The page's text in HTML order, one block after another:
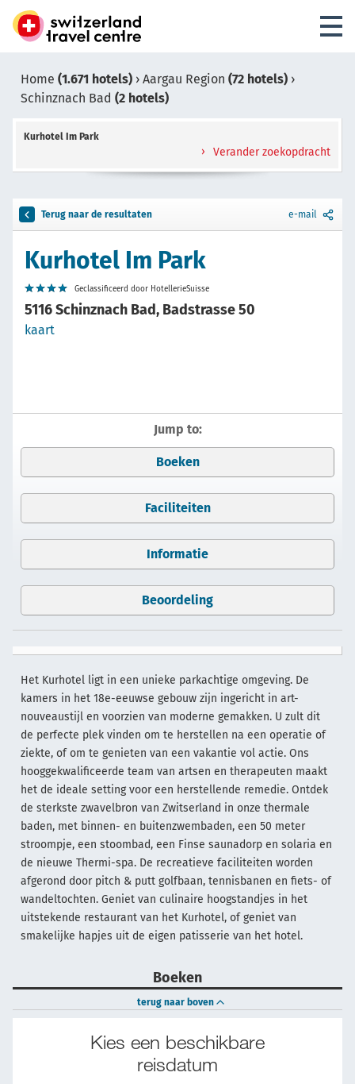
Home (1.671 hotels) › Aargau Region (72 hotels) ›
Schinznach Bad (2 hotels)
Kurhotel Im Park
Verander zoekopdracht
Terug naar de resultaten e-mail
Kurhotel Im Park
Geclassificeerd door HotellerieSuisse
5116 Schinznach Bad, Badstrasse 50
kaart
Jump to:
Boeken
Faciliteiten
Informatie
Beoordeling
Het Kurhotel ligt in een unieke parkachtige omgeving. De
kamers in het 18e-eeuwse gebouw zijn ingericht in art-
nouveaustijl en voorzien van moderne gemakken. U zult dit
de perfecte plek vinden om te herstellen na een operatie of
ziekte, of om te genieten van een vakantie vol actie. Ons
hooggekwalificeerde team van artsen en therapeuten maakt
het de ideale setting voor een herstellende remedie. Ontdek
de sterkste zwavelbron van Zwitserland in onze thermale
baden, met binnen- en buitenzwembaden, een 50 meter
stroompje, een stoombad, een Finse saunadorp en solaria en
de nieuwe Thermi-spa. De recreatieve faciliteiten worden
afgerond door pitch & putt golfbaan, tennisbanen en fiets- of
wandeltochten. Geniet van culinaire hoogstandjes in het
uitstekende restaurant van het Kurhotel, of geniet van
smakelijke hapjes uit de eigen patisserie van het hotel.
Boeken
terug naar boven
Kies een beschikbare
reisdatum